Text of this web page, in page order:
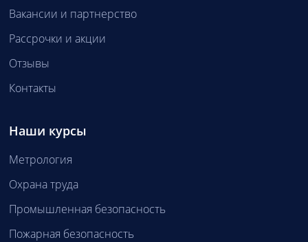
Вакансии и партнерство
Рассрочки и акции
Отзывы
Контакты
Наши курсы
Метрология
Охрана труда
Промышленная безопасность
Пожарная безопасность